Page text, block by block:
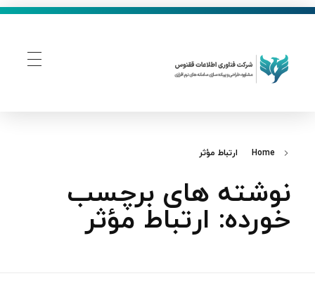
Home ارتباط مؤثر
نوشته های برچسب
خورده: ارتباط مؤثر